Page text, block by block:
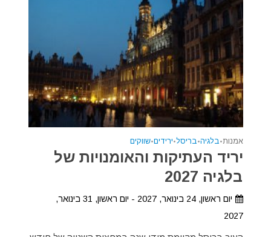
אמנות• בלגיה• בריסל•ירידים•שווקים
יריד העתיקות והאומנויות של
בלגיה 2027
יום ראשון, 24 בינואר, 2027 - יום ראשון, 31 בינואר,
2027